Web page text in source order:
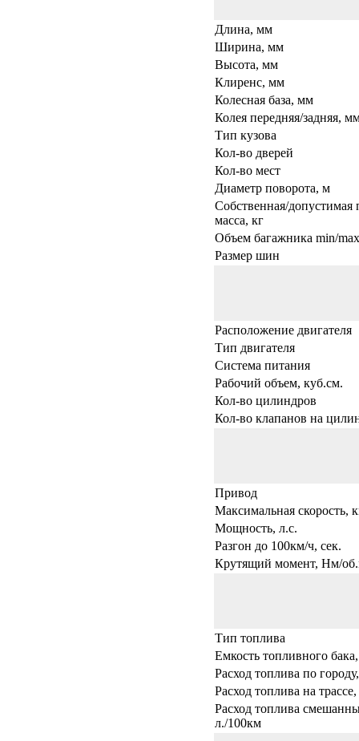
Длина, мм
Ширина, мм
Высота, мм
Клиренс, мм
Колесная база, мм
Колея передняя/задняя,
Тип кузова
Кол-во дверей
Кол-во мест
Диаметр поворота, м
Собственная/допустимая
масса, кг
Объем багажника min/
Размер шин
Расположение двигателя
Тип двигателя
Система питания
Рабочий объем, куб.см.
Кол-во цилиндров
Кол-во клапанов на
Привод
Максимальная скорость,
Мощность, л.с.
Разгон до 100км/ч, сек.
Крутящий момент, Нм/
Тип топлива
Емкость топливного
Расход топлива по
Расход топлива на
Расход топлива
л./100км